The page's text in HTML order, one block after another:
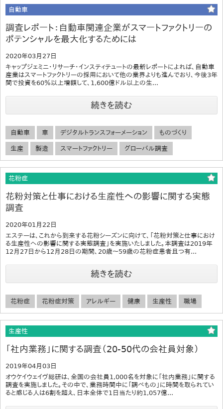
自動車
調査レポート：自動車関連企業がスマートファクトリーの
ポテンシャルを最大化するためには
2020年03月27日
キャップジェミニ・リサーチ・インスティテュートの最新レポートによれば、自動車
産業はスマートファクトリーの採用において他の業界よりも進んでおり、今後3年
間で投資を60％以上増額して、1,600億ドル以上の生...
続きを読む
自動車 車 デジタルトランスフォーメーション ものづくり
生産 製造 スマートファクトリー グローバル調査
花粉症
花粉対策と仕事における生産性への影響に関する実態
調査
2020年01月22日
エステーは、これから到来する花粉シーズンに向けて、「花粉対策と仕事におけ
る生産性への影響に関する実態調査」を実施いたしました。本調査は2019年
12月27日から12月28日の期間、20歳～59歳の花粉症患者且つ有...
続きを読む
花粉症 花粉症対策 アレルギー 健康 生産性 職場
生産性
「社内業務」に関する調査（20-50代の会社員対象）
2019年04月03日
オウケイウェイヴ総研は、全国の会社員1,000名を対象に「社内業務」に関する
調査を実施しました。その中で、業務時間中に「調べもの」に時間を取られてい
ると感じる人は6割を超え、日本全体で1日当たり約1,057億...